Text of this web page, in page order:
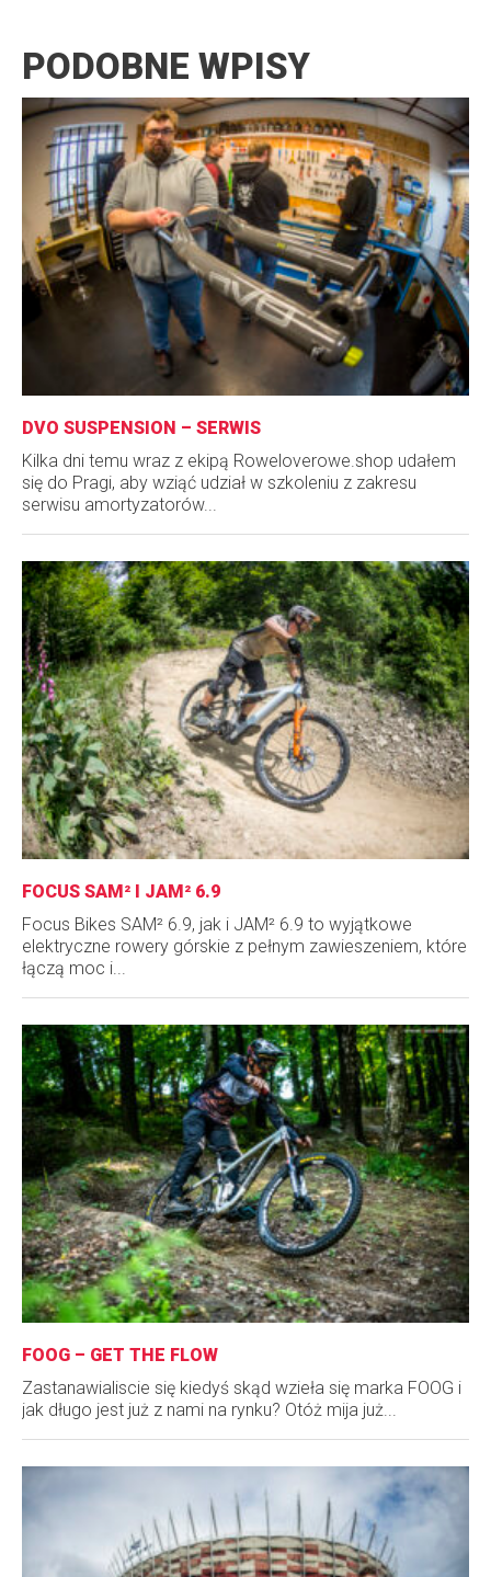
PODOBNE WPISY
DVO SUSPENSION – SERWIS
Kilka dni temu wraz z ekipą Roweloverowe.shop udałem
się do Pragi, aby wziąć udział w szkoleniu z zakresu
serwisu amortyzatorów...
FOCUS SAM² I JAM² 6.9
Focus Bikes SAM² 6.9, jak i JAM² 6.9 to wyjątkowe
elektryczne rowery górskie z pełnym zawieszeniem, które
łączą moc i...
FOOG – GET THE FLOW
Zastanawialiscie się kiedyś skąd wzieła się marka FOOG i
jak długo jest już z nami na rynku? Otóż mija już...